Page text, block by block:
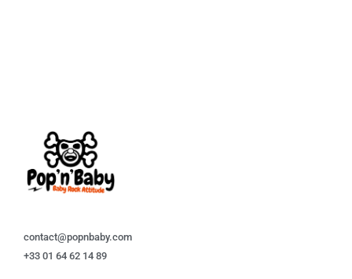
contact@popnbaby.com
+33 01 64 62 14 89